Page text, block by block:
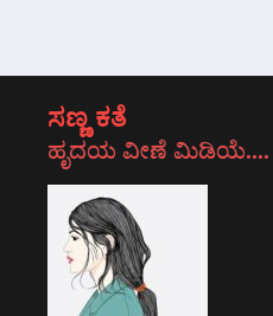
ಸಣ್ಣ ಕತೆ
ಹೃದಯ ವೀಣೆ ಮಿಡಿಯೆ….